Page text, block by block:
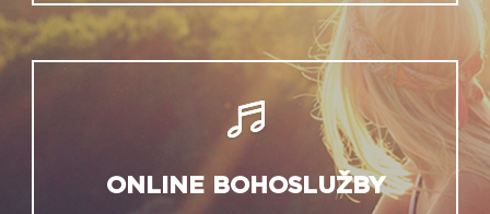
ONLINE BOHOSLUŽBY